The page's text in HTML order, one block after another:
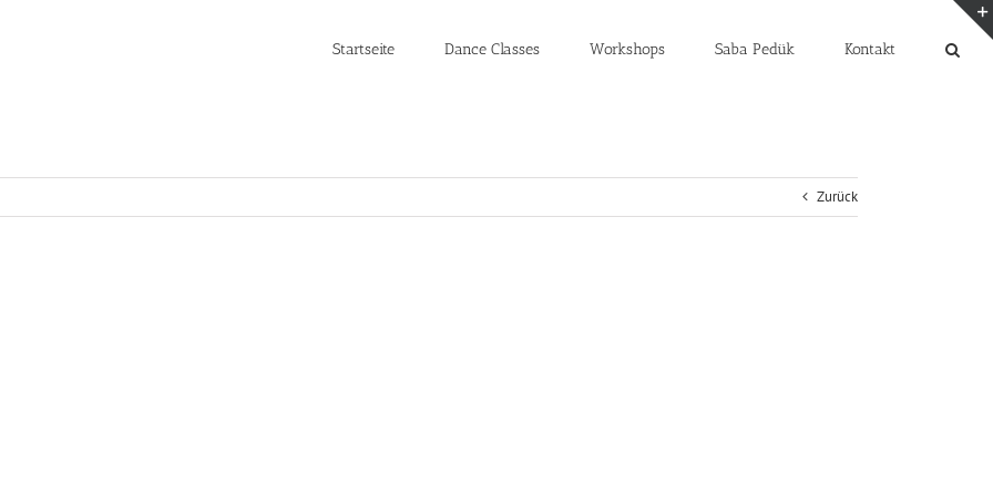
Startseite Dance Classes Workshops Saba Pedük Kontakt
Zurück